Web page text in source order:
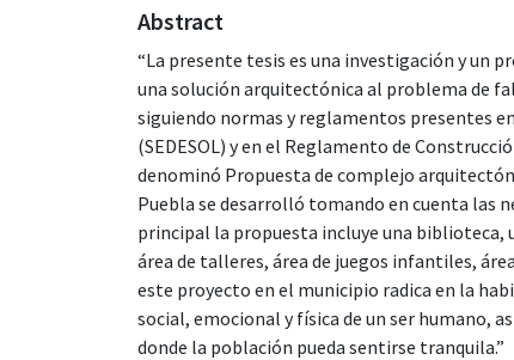
Abstract
“La presente tesis es una investigación y un
una solución arquitectónica al problema de
siguiendo normas y reglamentos presentes
(SEDESOL) y en el Reglamento de
denominó Propuesta de complejo
Puebla se desarrolló tomando en cuenta las
principal la propuesta incluye una biblioteca,
área de talleres, área de juegos infantiles,
este proyecto en el municipio radica en la
social, emocional y física de un ser humano,
donde la población pueda sentirse tranquila.”